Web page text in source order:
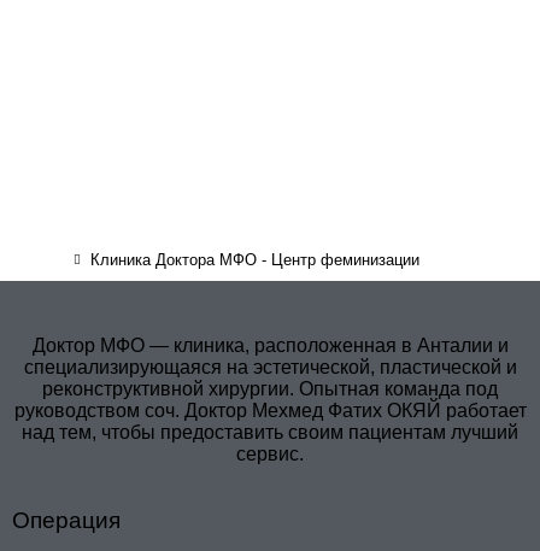
Клиника Доктора МФО - Центр феминизации
Доктор МФО — клиника, расположенная в Анталии и
специализирующаяся на эстетической, пластической и
реконструктивной хирургии. Опытная команда под
руководством соч. Доктор Мехмед Фатих ОКЯЙ работает
над тем, чтобы предоставить своим пациентам лучший
сервис.
Операция